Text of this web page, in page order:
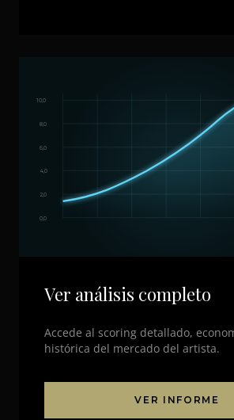
0,0
2,0
4,0
6,0
8,0
10,0
Ver análisis completo
Accede al scoring detallado,
histórica del mercado del artista.
VER INFORME